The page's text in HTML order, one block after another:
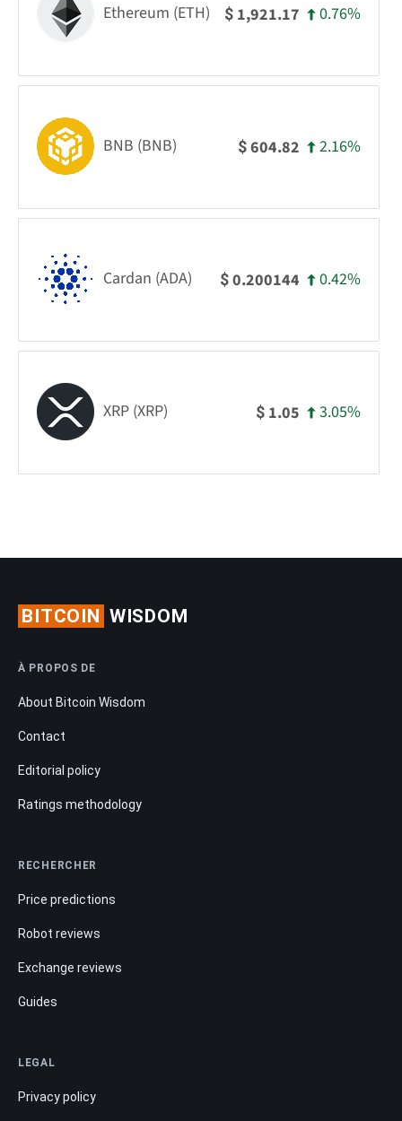
Ethereum (ETH) $ 1,921.17 0.76%
BNB (BNB) $604.82 2.16%
Cardan (ADA) $0.200144 0.42%
XRP (XRP) $ 1.05 3.05%
BITCOIN WISDOM
À PROPOS DE
About Bitcoin Wisdom
Contact
Editorial policy
Ratings methodology
RECHERCHER
Price predictions
Robot reviews
Exchange reviews
Guides
LEGAL
Privacy policy